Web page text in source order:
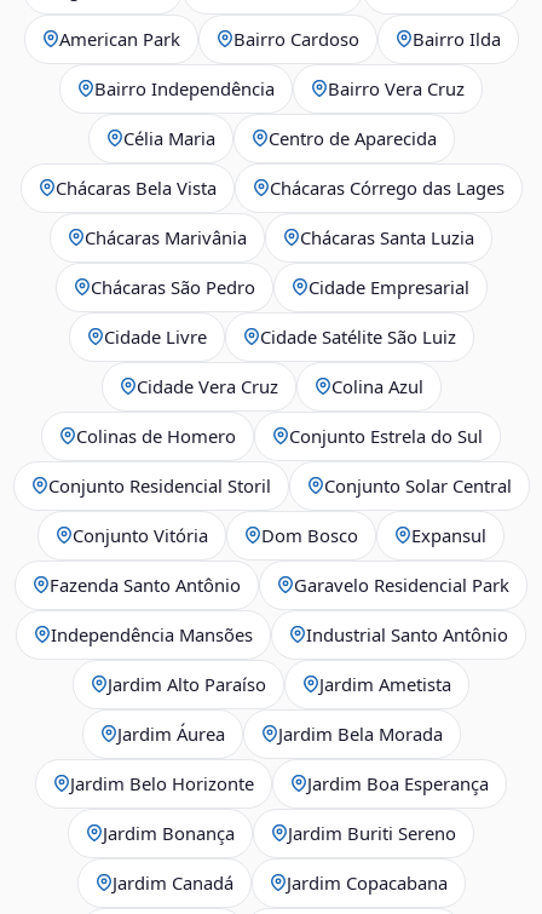
American Park Bairro Cardoso Bairro Ilda
Bairro Independência Bairro Vera Cruz
Célia Maria Centro de Aparecida
Chácaras Bela Vista Chácaras Córrego das Lages
Chácaras Marivânia Chácaras Santa Luzia
Chácaras São Pedro Cidade Empresarial
Cidade Livre Cidade Satélite São Luiz
Cidade Vera Cruz Colina Azul
Colinas de Homero Conjunto Estrela do Sul
Conjunto Residencial Storil Conjunto Solar Central
Conjunto Vitória Dom Bosco Expansul
Fazenda Santo Antônio Garavelo Residencial Park
Independência Mansões Industrial Santo Antônio
Jardim Alto Paraíso Jardim Ametista
Jardim Áurea Jardim Bela Morada
Jardim Belo Horizonte Jardim Boa Esperança
Jardim Bonança Jardim Buriti Sereno
Jardim Canadá Jardim Copacabana